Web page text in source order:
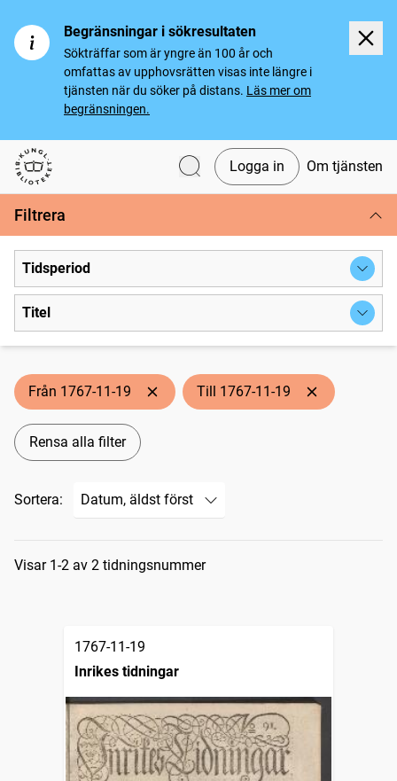
Begränsningar i sökresultaten
Sökträffar som är yngre än 100 år och
omfattas av upphovsrätten visas inte längre i
tjänsten när du söker på distans. Läs mer om
begränsningen.
Svenska tidningar
Logga in Om tjänsten
Filtrera
Tidsperiod
Titel
Från 1767-11-19 Till 1767-11-19
Rensa alla filter
Sortera:
Sökresultat
Visar 1-2 av 2 tidningsnummer
1767-11-19
Inrikes tidningar